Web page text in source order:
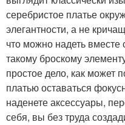
серебристое платье
элегантности, а не
что можно надеть
такому броскому
простое дело, как может
платью оставаться
наденете аксессуары,
себя, вы без труда